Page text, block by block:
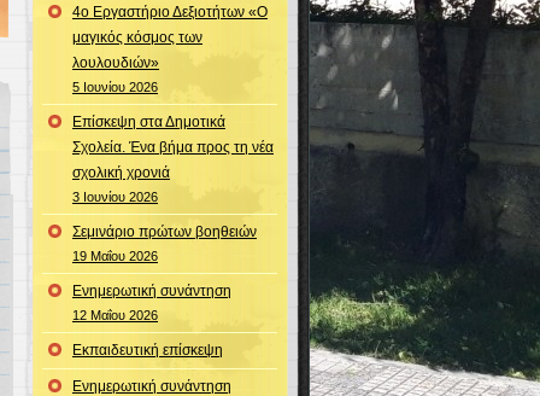
4ο Εργαστήριο Δεξιοτήτων «Ο
μαγικός κόσμος των
λουλουδιών»
5 Ιουνίου 2026
Επίσκεψη στα Δημοτικά
Σχολεία. Ένα βήμα προς τη νέα
σχολική χρονιά
3 Ιουνίου 2026
Σεμινάριο πρώτων βοηθειών
19 Μαΐου 2026
Ενημερωτική συνάντηση
12 Μαΐου 2026
Εκπαιδευτική επίσκεψη
Ενημερωτική συνάντηση